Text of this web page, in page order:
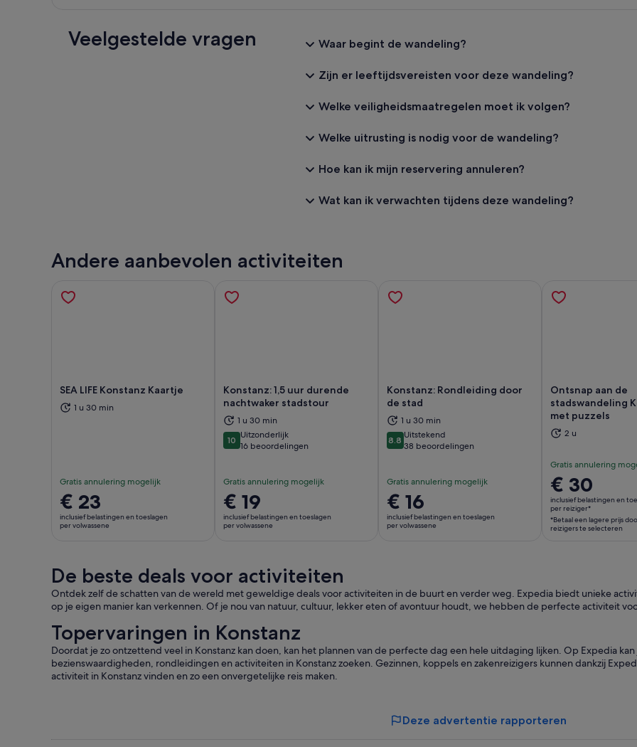
Veelgestelde vragen Waar begint de wandeling?
Zijn er leeftijdsvereisten voor deze wandeling?
Welke veiligheidsmaatregelen moet ik volgen?
Welke uitrusting is nodig voor de wandeling?
Hoe kan ik mijn reservering annuleren?
Wat kan ik verwachten tijdens deze wandeling?
Andere aanbevolen activiteiten
SEA LIFE Konstanz Kaartje
1 u 30 min
Gratis annulering mogelijk
De
prijs
is
volwassene
€ 23
inclusief belastingen en toeslagen
per volwassene
Opent een nieuwe tab
Konstanz: 1,5 uur durende
nachtwaker stadstour
1 u 30 min
1010 van 10
Uitzonderlijk
16 beoordelingen
Gratis annulering mogelijk
De
prijs
is
volwassene
€ 19
inclusief belastingen en toeslagen
per volwassene
Opent een nieuwe tab
Konstanz: Rondleiding door
de stad
1 u 30 min
8.88.8 van 10
Uitstekend
38 beoordelingen
Gratis annulering mogelijk
De
prijs
is
€ 16
inclusief belastingen en toeslagen
per volwassene
Opent een nieuwe tab
Ontsnap aan de
stadswandeling
met puzzels
2 u
Gratis annulering
De
prijs
is
€ 30
lagere
prijs
meerdere
reizigers
€ 30
inclusief belastingen en
per reiziger*
*Betaal een lagere prijs
reizigers te selecteren
De beste deals voor activiteiten
Ontdek zelf de schatten van de wereld met geweldige deals voor activiteiten in de buurt en verder weg. Expedia biedt unieke
op je eigen manier kan verkennen. Of je nou van natuur, cultuur, lekker eten of avontuur houdt, we hebben de perfecte activiteit
Topervaringen in Konstanz
Doordat je zo ontzettend veel in Konstanz kan doen, kan het plannen van de perfecte dag een hele uitdaging lijken. Op Expedia
bezienswaardigheden, rondleidingen en activiteiten in Konstanz zoeken. Gezinnen, koppels en zakenreizigers kunnen dankzij
activiteit in Konstanz vinden en zo een onvergetelijke reis maken.
Deze advertentie rapporteren